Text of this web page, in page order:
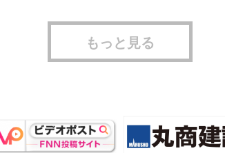
もっと見る